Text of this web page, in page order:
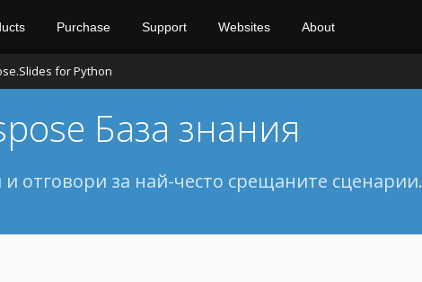
Purchase Support Websites About
for Python
База знания
отговори за най-често срещаните сценарии.